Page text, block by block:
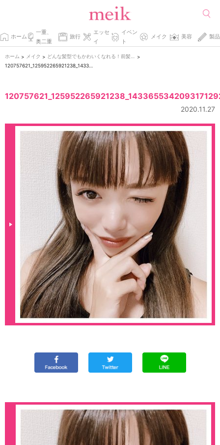
ホーム
一重、
奥二重
旅行
エッセ
イ
イベン
ト
メイク 美容 製品
ホーム > メイク >
>
120757621_125952265921238_1433655342093171292_n
2020.11.27